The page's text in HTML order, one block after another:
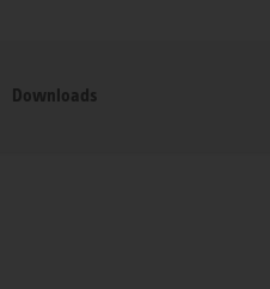
Downloads